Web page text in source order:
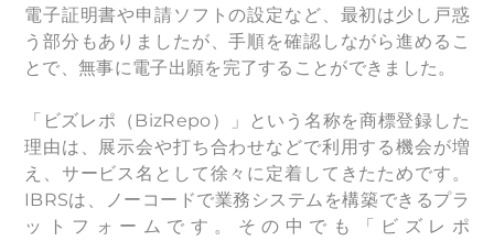
電子証明書や申請ソフトの設定など、最初は少し戸惑
う部分もありましたが、手順を確認しながら進めるこ
とで、無事に電子出願を完了することができました。
「ビズレポ（BizRepo）」という名称を商標登録した
理由は、展示会や打ち合わせなどで利用する機会が増
え、サービス名として徐々に定着してきたためです。
IBRSは、ノーコードで業務システムを構築できるプラ
ットフォームです。その中でも「ビズレポ